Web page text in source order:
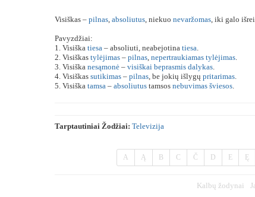
Visiškas – pilnas, absoliutus, niekuo nevaržomas, iki galo
Pavyzdžiai:
1. Visiška tiesa – absoliuti, neabejotina tiesa.
2. Visiškas tylėjimas – pilnas, nepertraukiamas tylėjimas.
3. Visiška nesąmonė – visiškai beprasmis dalykas.
4. Visiškas sutikimas – pilnas, be jokių išlygų pritarimas.
5. Visiška tamsa – absoliutus tamsos nebuvimas šviesos.
Tarptautiniai Žodžiai: Televizija
A Ą B C Č D E Ę
Kalbų žodynai